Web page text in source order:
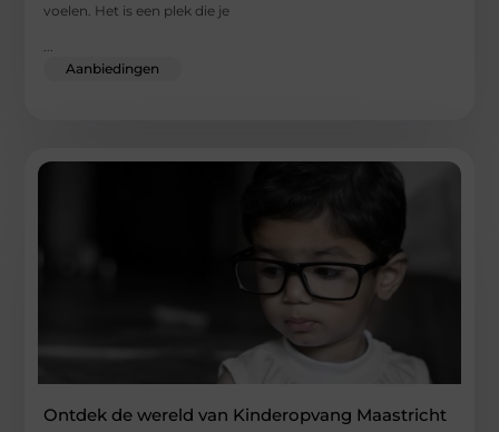
voelen. Het is een plek die je
...
Aanbiedingen
Ontdek de wereld van Kinderopvang Maastricht